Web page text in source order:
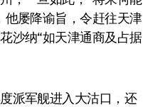
他屡降谕旨，令赶往天津
沙纳“如天津通商及占据
派军舰进入大沽口，还